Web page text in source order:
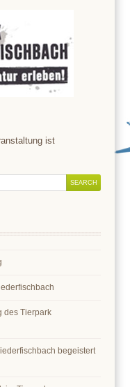
ist
des Tierpark
begeistert